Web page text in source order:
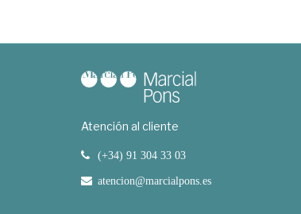
Atención al cliente
(+34) 91 304 33 03
atencion@marcialpons.es